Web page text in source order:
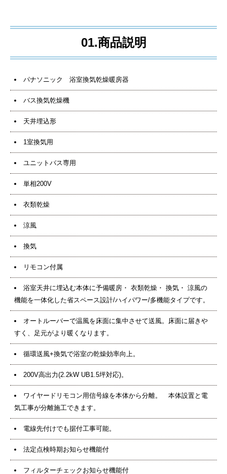
01.商品説明
パナソニック 浴室換気乾燥暖房器
バス換気乾燥機
天井埋込形
1室換気用
ユニットバス専用
単相200V
衣類乾燥
涼風
換気
リモコン付属
浴室天井に埋込む本体に予備暖房・ 衣類乾燥・ 換気・ 涼風の
機能を一体化した省スペース設計/ハイパワー/多機能タイプです。
オートルーバーで温風を床面に集中させて送風。床面に届きや
すく、足元がより暖くなります。
循環送風+換気で浴室の乾燥効率向上。
200V高出力(2.2kW UB1.5坪対応)。
ワイヤードリモコン用信号線を本体から分離。 本体設置と電
気工事が分離施工できます。
電線先付けでも据付工事可能。
法定点検時期お知らせ機能付
フィルターチェックお知らせ機能付